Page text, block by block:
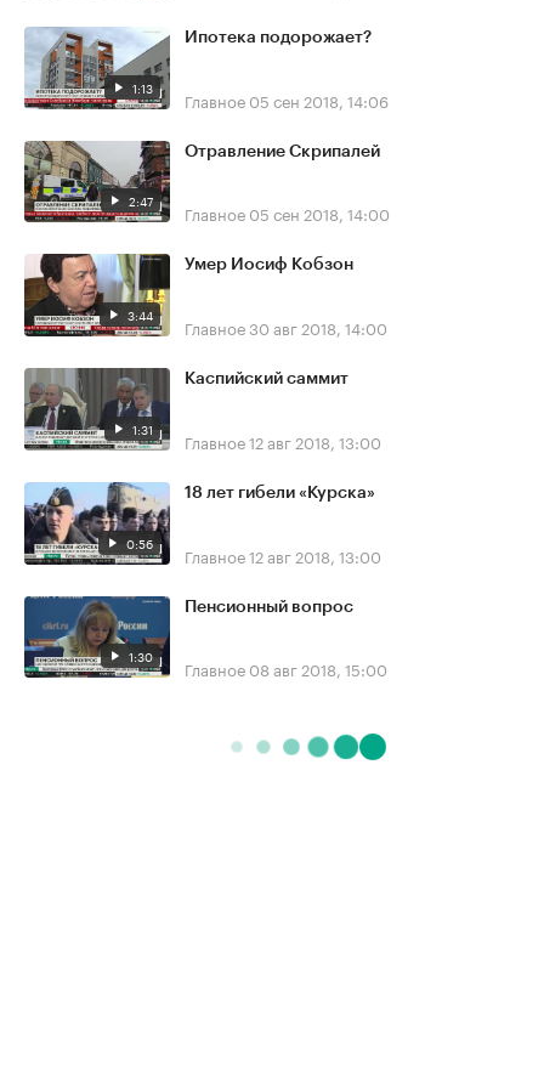
1:13
Ипотека подорожает?
Главное 05 сен 2018, 14:06
2:47
Отравление Скрипалей
Главное 05 сен 2018, 14:00
3:44
Умер Иосиф Кобзон
Главное30 авг 2018, 14:00
1:31
Каспийский саммит
Главное12 авг 2018, 13:00
0:56
18 лет гибели «Курска»
Главное12 авг 2018, 13:00
1:30
Пенсионный вопрос
Главное 08 авг 2018, 15:00